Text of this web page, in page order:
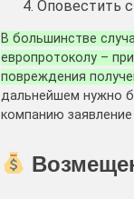
Оповестить
В большинстве
европротоколу –
повреждения
дальнейшем нужно
компанию